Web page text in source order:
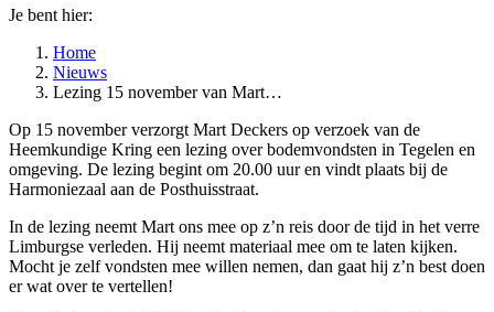
Je bent hier:
Home
Nieuws
Lezing 15 november van Mart…
Op 15 november verzorgt Mart Deckers op verzoek van de
Heemkundige Kring een lezing over bodemvondsten in Tegelen en
omgeving. De lezing begint om 20.00 uur en vindt plaats bij de
Harmoniezaal aan de Posthuisstraat.
In de lezing neemt Mart ons mee op z’n reis door de tijd in het verre
Limburgse verleden. Hij neemt materiaal mee om te laten kijken.
Mocht je zelf vondsten mee willen nemen, dan gaat hij z’n best doen
er wat over te vertellen!